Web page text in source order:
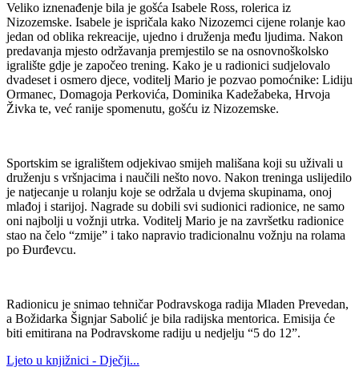
Veliko iznenađenje bila je gošća Isabele Ross, rolerica iz
Nizozemske. Isabele je ispričala kako Nizozemci cijene rolanje kao
jedan od oblika rekreacije, ujedno i druženja među ljudima. Nakon
predavanja mjesto održavanja premjestilo se na osnovnoškolsko
igralište gdje je započeo trening. Kako je u radionici sudjelovalo
dvadeset i osmero djece, voditelj Mario je pozvao pomoćnike: Lidiju
Ormanec, Domagoja Perkovića, Dominika Kadežabeka, Hrvoja
Živka te, već ranije spomenutu, gošću iz Nizozemske.
Sportskim se igralištem odjekivao smijeh mališana koji su uživali u
druženju s vršnjacima i naučili nešto novo. Nakon treninga uslijedilo
je natjecanje u rolanju koje se održala u dvjema skupinama, onoj
mlađoj i starijoj. Nagrade su dobili svi sudionici radionice, ne samo
oni najbolji u vožnji utrka. Voditelj Mario je na završetku radionice
stao na čelo “zmije” i tako napravio tradicionalnu vožnju na rolama
po Đurđevcu.
Radionicu je snimao tehničar Podravskoga radija Mladen Prevedan,
a Božidarka Šignjar Sabolić je bila radijska mentorica. Emisija će
biti emitirana na Podravskome radiju u nedjelju “5 do 12”.
Ljeto u knjižnici - Dječji...